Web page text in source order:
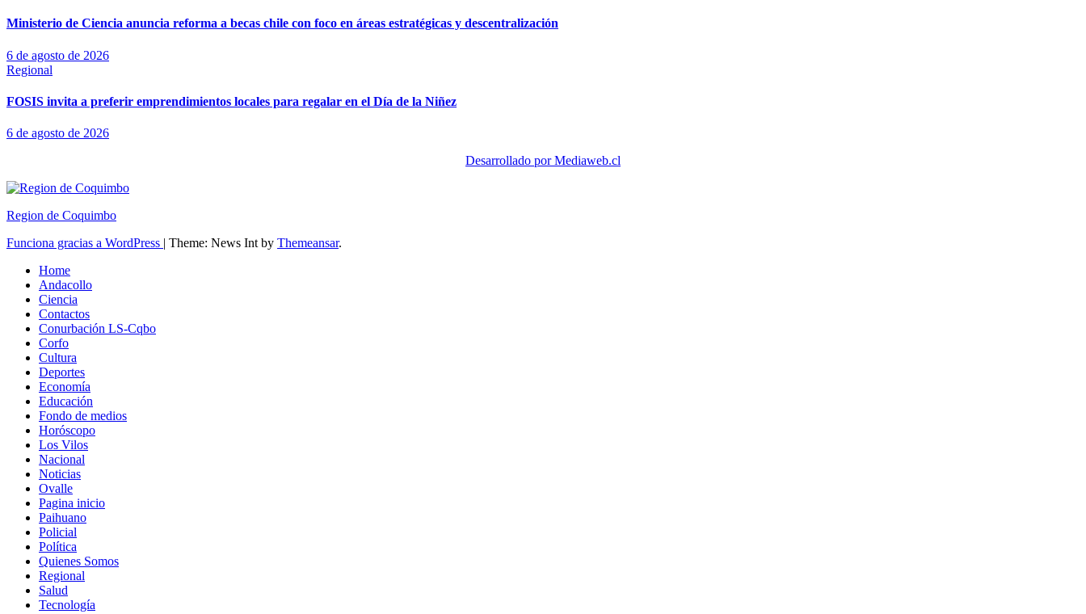
Ministerio de Ciencia anuncia reforma a becas chile con foco en áreas estratégicas y descentralización
6 de agosto de 2026
Regional
FOSIS invita a preferir emprendimientos locales para regalar en el Día de la Niñez
6 de agosto de 2026
Desarrollado por Mediaweb.cl
Region de Coquimbo
Funciona gracias a WordPress | Theme: News Int by Themeansar.
Home
Andacollo
Ciencia
Contactos
Conurbación LS-Cqbo
Corfo
Cultura
Deportes
Economía
Educación
Fondo de medios
Horóscopo
Los Vilos
Nacional
Noticias
Ovalle
Pagina inicio
Paihuano
Policial
Política
Quienes Somos
Regional
Salud
Tecnología